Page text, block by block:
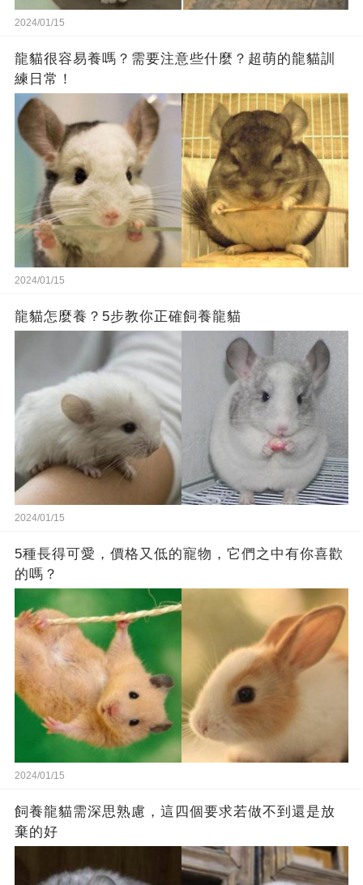
2024/01/15
龍貓很容易養嗎？需要注意些什麼？超萌的龍貓訓
練日常！
2024/01/15
龍貓怎麼養？5步教你正確飼養龍貓
2024/01/15
5種長得可愛，價格又低的寵物，它們之中有你喜歡
的嗎？
2024/01/15
飼養龍貓需深思熟慮，這四個要求若做不到還是放
棄的好